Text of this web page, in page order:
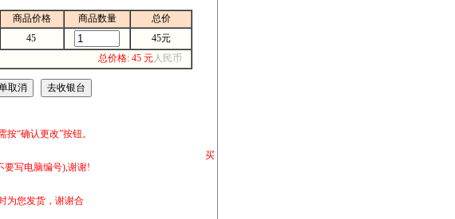
商品价格 商品数量
总价
45
45元
总价格: 45 元人民币
认更改”按钮。
利递交时,请你将你购 买
要写电脑编号),谢谢!
用发邮件或打电话等各类
为您发货，谢谢合